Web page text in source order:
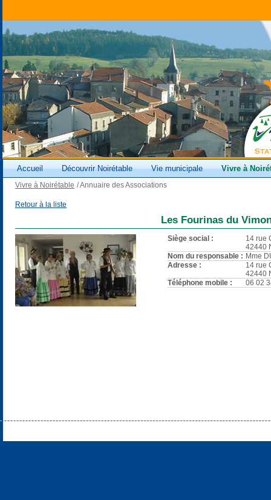
Accueil Découvrir Noirétable Vie municipale Vivre à
Vivre à Noirétable /Annuaire des Associations
Retour à la liste
Les Fourinas du
Siège social :
14 rue
42440
Nom du responsable : Mme
Adresse :
14 rue
42440
Téléphone mobile :
06 02